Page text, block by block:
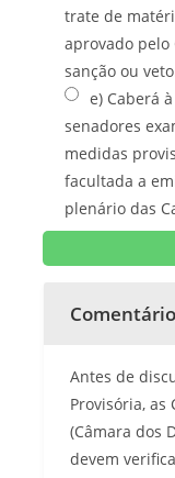
trate de
aprovado pelo
sanção ou
e) Caberá
senadores
medidas
facultada a
plenário das
Antes de
Provisória, as
(Câmara dos
devem